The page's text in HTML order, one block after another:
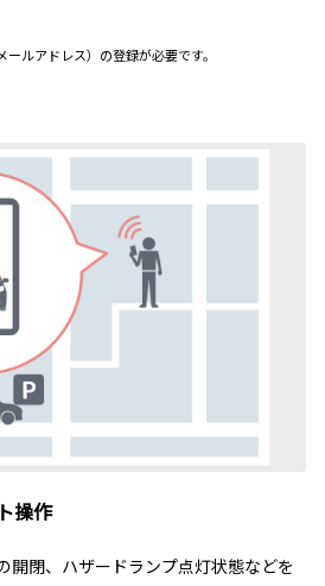
ルアドレス）の登録が必要です。
操作
開閉、ハザードランプ点灯状態などを